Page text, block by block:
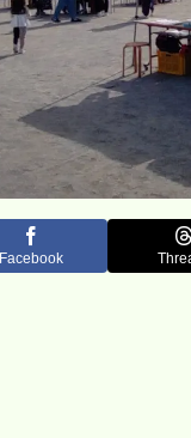
Facebook